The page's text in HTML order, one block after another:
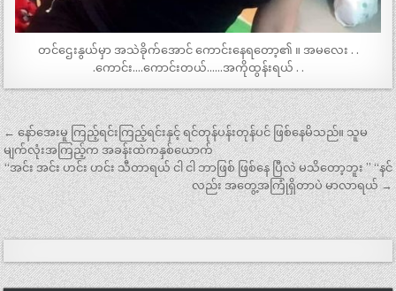
တင်ဌေးနွယ်မှာ အသဲခိုက်အောင် ကောင်းနေရတော့၏ ။ အမလေး . .
.ကောင်း….ကောင်းတယ်……အကိုထွန်းရယ် . .
Post
navigation
← နော်အေးမူ ကြည့်ရင်းကြည့်ရင်းနှင့် ရင်တုန်ပန်းတုန်ပင် ဖြစ်နေမိသည်။ သူမ
မျက်လုံးအကြည့်က အခန်းထဲကနှစ်ယောက်
“အင်း အင်း ဟင်း ဟင်း သီတာရယ် ငါ ငါ ဘာဖြစ် ဖြစ်နေ ပြီလဲ မသိတော့ဘူး ” “နင်
လည်း အတွေ့အကြုံရှိတာပဲ မာလာရယ် →